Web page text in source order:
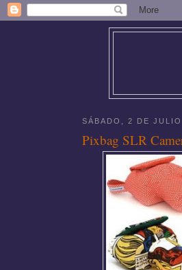
SÁBADO, 2 DE JULIO
Pixbag SLR